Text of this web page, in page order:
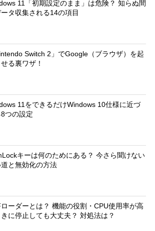
11「初期設定のまま」は危険？ 知らぬ間
タ収集される14の項目
Switch 2」でGoogle（ブラウザ）を起
る裏ワザ！
11をできるだけWindows 10仕様に近づ
つの設定
キーは何のためにある？ 今さら聞けない
と無効化の方法
ーダーとは？ 機能の役割・CPU使用率が高
に停止しても大丈夫？ 対処法は？